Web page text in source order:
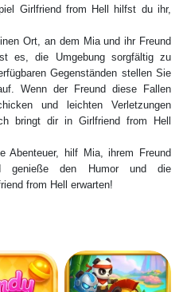
Girlfriend from Hell hilfst du ihr,
Ort, an dem Mia und ihr Freund
es, die Umgebung sorgfältig zu
Gegenständen stellen Sie
Wenn der Freund diese Fallen
und leichten Verletzungen
bringt dir in Girlfriend from Hell
Abenteuer, hilf Mia, ihrem Freund
genieße den Humor und die
from Hell erwarten!